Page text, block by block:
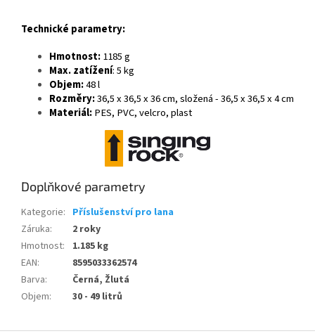
Technické parametry:
Hmotnost:1185 g
Max. zatížení: 5 kg
Objem:48 l
Rozměry:36,5 x 36,5 x 36 cm, složená -36,5 x 36,5 x 4 cm
Materiál:PES, PVC, velcro, plast
Doplňkové parametry
Kategorie: Příslušenství pro lana
Záruka:
2 roky
Hmotnost:
1.185 kg
EAN:
8595033362574
Barva:
Černá, Žlutá
Objem: 30 - 49 litrů